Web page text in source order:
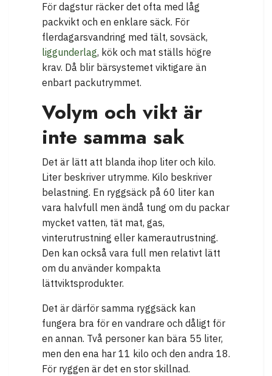
För dagstur räcker det ofta med låg
packvikt och en enklare säck. För
flerdagarsvandring med tält, sovsäck,
liggunderlag, kök och mat ställs högre
krav. Då blir bärsystemet viktigare än
enbart packutrymmet.
Volym och vikt är
inte samma sak
Det är lätt att blanda ihop liter och kilo.
Liter beskriver utrymme. Kilo beskriver
belastning. En ryggsäck på 60 liter kan
vara halvfull men ändå tung om du packar
mycket vatten, tät mat, gas,
vinterutrustning eller kamerautrustning.
Den kan också vara full men relativt lätt
om du använder kompakta
lättviktsprodukter.
Det är därför samma ryggsäck kan
fungera bra för en vandrare och dåligt för
en annan. Två personer kan bära 55 liter,
men den ena har 11 kilo och den andra 18.
För ryggen är det en stor skillnad.